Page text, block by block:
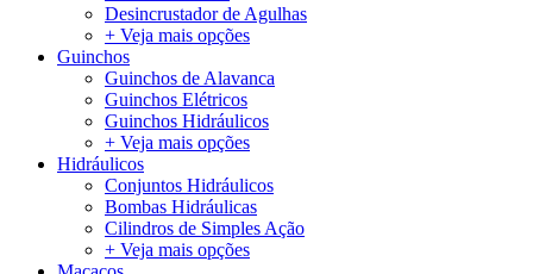
Desincrustador de Agulhas
+ Veja mais opções
Guinchos
Guinchos de Alavanca
Guinchos Elétricos
Guinchos Hidráulicos
+ Veja mais opções
Hidráulicos
Conjuntos Hidráulicos
Bombas Hidráulicas
Cilindros de Simples Ação
+ Veja mais opções